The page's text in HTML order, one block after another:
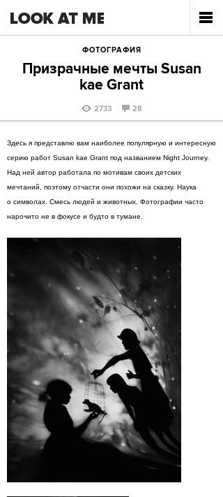
ФОТОГРАФИЯ
Призрачные мечты Susan
kae Grant
2733 28
Здесь я представлю вам наиболее популярную и интересную
серию работ Susan kae Grant под названием Night Journey.
Над ней автор работала по мотивам своих детских
мечтаний, поэтому отчасти они похожи на сказку. Наука
о символах. Смесь людей и животных. Фотографии часто
нарочито не в фокусе и будто в тумане.